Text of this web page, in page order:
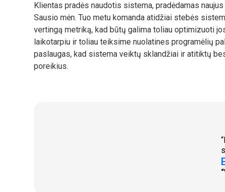
Klientas pradės naudotis sistema, pradėdamas
Sausio mėn. Tuo metu komanda atidžiai stebės
vertingą metriką, kad būtų galima toliau optimizuoti
laikotarpiu ir toliau teiksime nuolatines programėlių
paslaugas, kad sistema veiktų sklandžiai ir atitiktų
poreikius.